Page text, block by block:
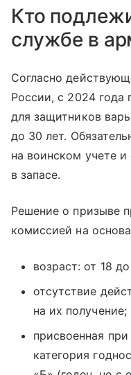
Кто
службе в
Согласно
России, с 2024 года
для защитников
до 30 лет.
на воинском учете и
в запасе.
Решение о призыве
комиссией на
возраст: от 18
отсутствие
на их получение;
присвоенная
категория